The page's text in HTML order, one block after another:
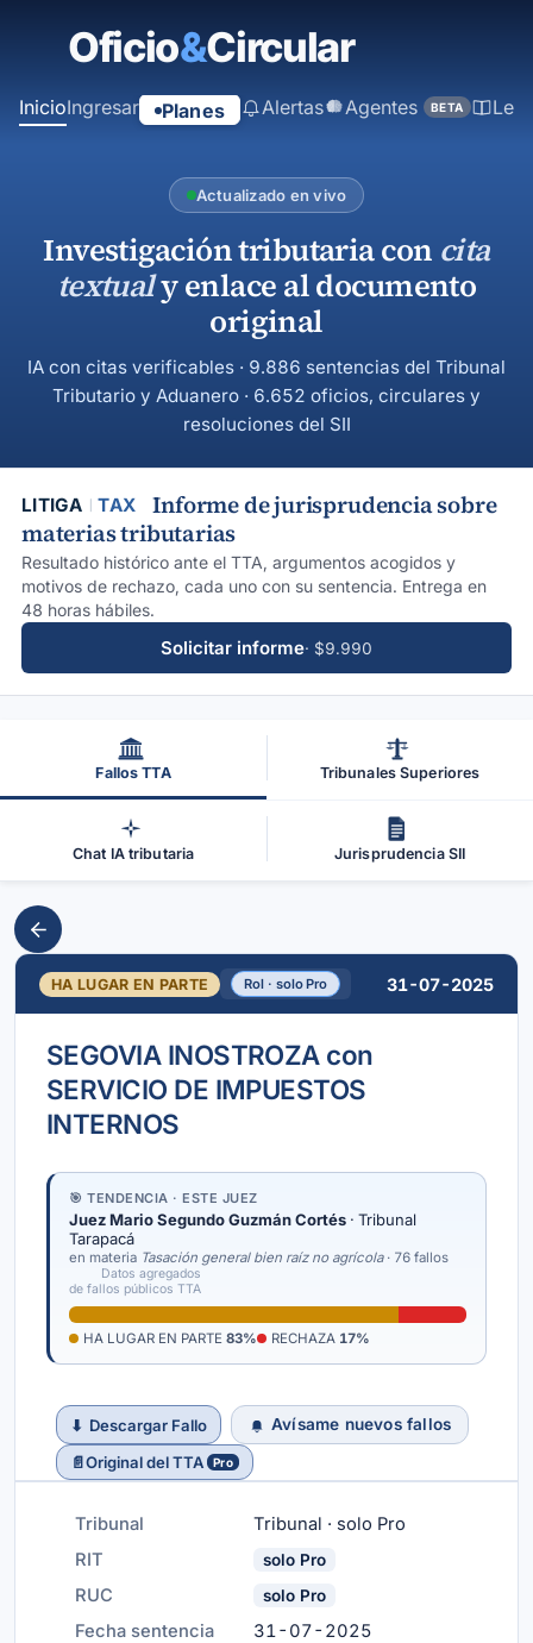
principal
InicioIngresar Planes Alertas Agentes BETA
Actualizado en vivo
Investigación tributaria con cita
textualy enlace al documento
original
IA con citas verificables · 9.886 sentencias del Tribunal
Tributario y Aduanero · 6.652 oficios, circulares y
resoluciones del SII
LITIGA TAX
Informe de jurisprudencia sobre
materias tributarias
Resultado histórico ante el TTA, argumentos acogidos y
motivos de rechazo, cada uno con su sentencia. Entrega en
48 horas hábiles.
Solicitar informe· $9.990
Fallos TTA Tribunales Superiores
Chat IA tributaria Jurisprudencia SII
HA LUGAR EN PARTE Rol · solo Pro 31-07-2025
SEGOVIA INOSTROZA con
SERVICIO DE IMPUESTOS
INTERNOS
🎯 TENDENCIA · ESTE JUEZ
Juez Mario Segundo Guzmán Cortés · Tribunal
Tarapacá
en materia Tasación general bien raíz no agrícola· 76 fallos
Datos agregados
de fallos públicos TTA
HA LUGAR EN PARTE 83% RECHAZA 17%
⬇ Descargar Fallo
Avísame nuevos fallos
📄Original del TTA Pro
Tribunal
Tribunal · solo Pro
RIT
solo Pro
RUC solo Pro
Fecha sentencia
31-07-2025